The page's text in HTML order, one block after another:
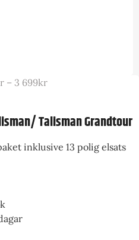
– 3 699kr
Talisman Grandtour
inklusive 13 polig elsats